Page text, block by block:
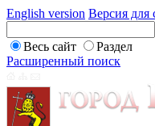
English version Версия для
Весь сайт
Раздел
Расширенный поиск